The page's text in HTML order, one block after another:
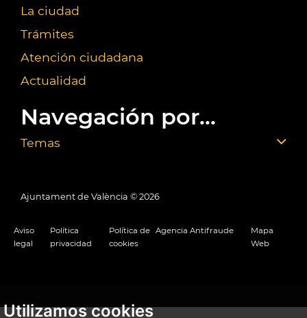
Utilizamos cookies
La ciudad
Trámites
Atención ciudadana
Actualidad
Navegación por...
Temas
Ajuntament de València © 2026
Aviso
legal
Política
privacidad
Política de
cookies
Agencia Antifraude
Mapa
Web